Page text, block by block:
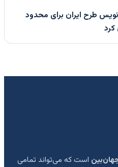
طرح ایران برای محدود
است که می‌تواند تمامی